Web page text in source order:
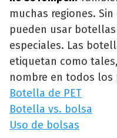
muchas regiones.
pueden usar
especiales. Las
etiquetan como
nombre en todos los
Botella de PET
Botella vs. bolsa
Uso de bolsas